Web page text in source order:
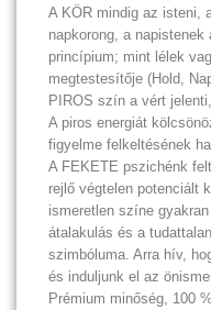
A KÖR mindig az isteni,
napkorong, a
princípium; mint lélek
megtestesítője (Hold,
PIROS szín a vért
A piros energiát
figyelme felkeltésének
A FEKETE pszichénk
rejlő végtelen potenciált
ismeretlen színe
átalakulás és a
szimbóluma. Arra hív,
és induljunk el az
Prémium minőség, 100